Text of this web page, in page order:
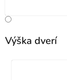
Výška dverí